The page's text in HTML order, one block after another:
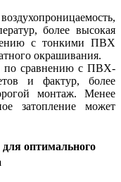
более высокая
с тонкими ПВХ
окрашивания.
по сравнению с ПВХ-
и фактур, более
монтаж. Менее
затопление может
оптимального